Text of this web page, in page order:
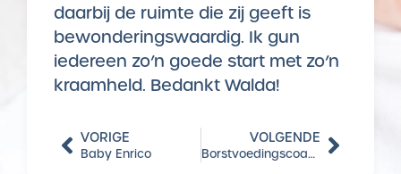
daarbij de ruimte die zij geeft is
bewonderingswaardig. Ik gun
iedereen zo’n goede start met zo’n
kraamheld. Bedankt Walda!
VORIGE
Baby Enrico
VOLGENDE
Borstvoedingscoaches